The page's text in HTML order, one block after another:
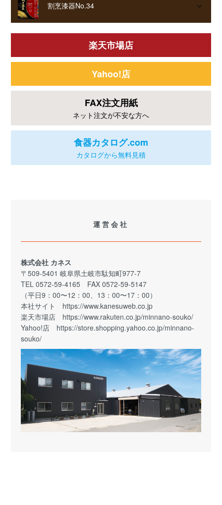
割烹漆器No.34
楽天市場店
Yahoo!店
FAX注文用紙
ネット注文が不安な方へ
食器カタログ.com
カタログから無料見積
運営会社
株式会社 カネス
〒509-5401 岐阜県土岐市駄知町977-7
TEL 0572-59-4165 FAX 0572-59-5147
（平日9：00〜12：00、13：00〜17：00）
本社サイト https://www.kanesuweb.co.jp
楽天市場店 https://www.rakuten.co.jp/minnano-souko/
Yahoo!店 https://store.shopping.yahoo.co.jp/minnano-
souko/